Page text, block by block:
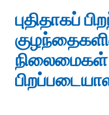
புதிதாகப்
நிலைமைகள்